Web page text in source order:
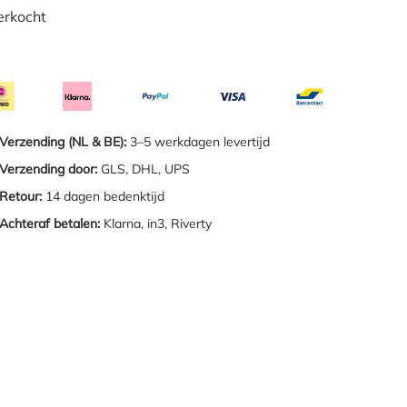
Verzending (NL & BE): 3–5 werkdagen levertijd
Verzending door: GLS, DHL, UPS
Retour: 14 dagen bedenktijd
Achteraf betalen: Klarna, in3, Riverty